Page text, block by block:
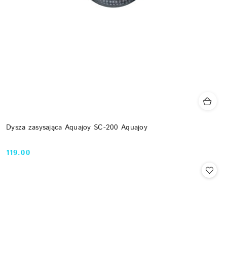
Dysza zasysająca Aquajoy SC-200 Aquajoy
Cena:
119.00